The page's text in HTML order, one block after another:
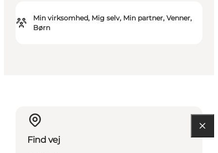
Min virksomhed, Mig selv, Min partner, Venner,
Børn
Find vej